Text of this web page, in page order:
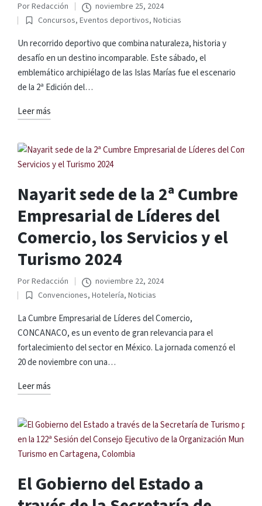
Publicado
por
PorRedacción
noviembre 25, 2024
Publicado
en
Concursos, Eventos deportivos, Noticias
Un recorrido deportivo que combina naturaleza, historia y
desafío en un destino incomparable. Este sábado, el
emblemático archipiélago de las Islas Marías fue el escenario
de la 2ª Edición del…
Leer más
Nayarit sede de la 2ª Cumbre
Empresarial de Líderes del
Comercio, los Servicios y el
Turismo 2024
Publicado
por
PorRedacción
noviembre 22, 2024
Publicado
en
Convenciones, Hotelería, Noticias
La Cumbre Empresarial de Líderes del Comercio,
CONCANACO, es un evento de gran relevancia para el
fortalecimiento del sector en México. La jornada comenzó el
20 de noviembre con una…
Leer más
El Gobierno del Estado a